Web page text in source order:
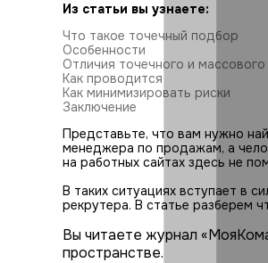
Из статьи вы узнаете:
Что такое точечный подбор
Особенности
Отличия точечного и
Как проводится
Как минимизировать риски
Заключение
Представьте, что вам нужно
менеджера по продажам, а
на работных сайтах здесь не
В таких ситуациях вступает в
рекрутера. В статье разберем
Вы читаете журнал
пространстве.